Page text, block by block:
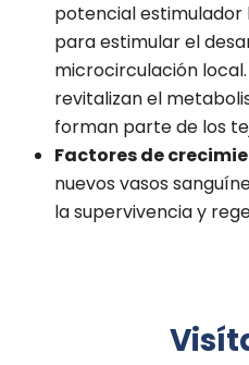
potencial
para estimular el
microcirculación
revitalizan el
forman parte de los
Factores de
nuevos vasos
la supervivencia y